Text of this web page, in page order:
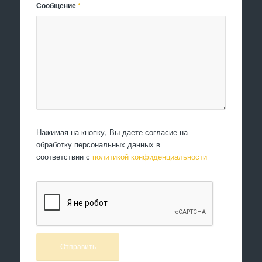
Сообщение*
Нажимая на кнопку, Вы даете согласие на
обработку персональных данных в
соответствии с политикой конфиденциальности